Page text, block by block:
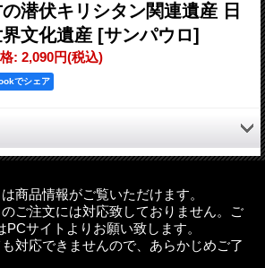
潜伏キリシタン関連遺産 日
文化遺産 [サンパウロ]
: 2,090円(税込)
でシェア
崎と天草地方の潜伏キリシタン関連遺
遺産に登録された。
産とその関連遺跡を写真で紹介し、日本
繁栄、禁教、そして宣教師が一人もいな
リスト教が解禁された明治初期までの約
教の歴史の中で、キリスト教をひそかに
商品情報がご覧いただけます。
ご注文には対応致しておりません。ご
サイトよりお願い致します。
対応できませんので、あらかじめご了